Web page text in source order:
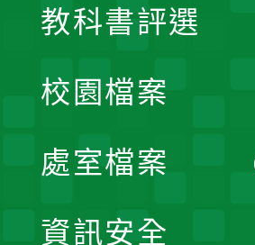
教科書評選
校園檔案
處室檔案
資訊安全